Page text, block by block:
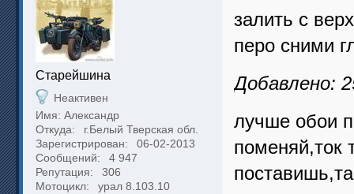
Cтарейшина
Неактивен
Имя: Александр
Откуда:
г.Белый Тверская обл.
Зарегистрирован:
06-02-2013
Сообщений:
4 947
Репутация:
306
Мотоцикл:
урал 8.103.10
залить с
перо сними
Добавлено:
лучше обои
поменяй,ток